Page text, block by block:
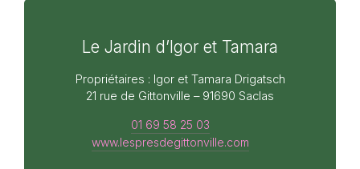
Le Jardin d’Igor et Tamara
Propriétaires : Igor et Tamara Drigatsch
21 rue de Gittonville – 91690 Saclas
01 69 58 25 03
www.lespresdegittonville.com